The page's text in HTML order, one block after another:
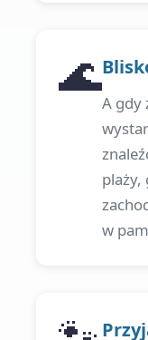
🌊A gdy
plaży,
w